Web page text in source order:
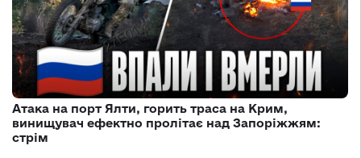
Атака на порт Ялти, горить траса на Крим,
винищувач ефектно пролітає над Запоріжжям:
стрім